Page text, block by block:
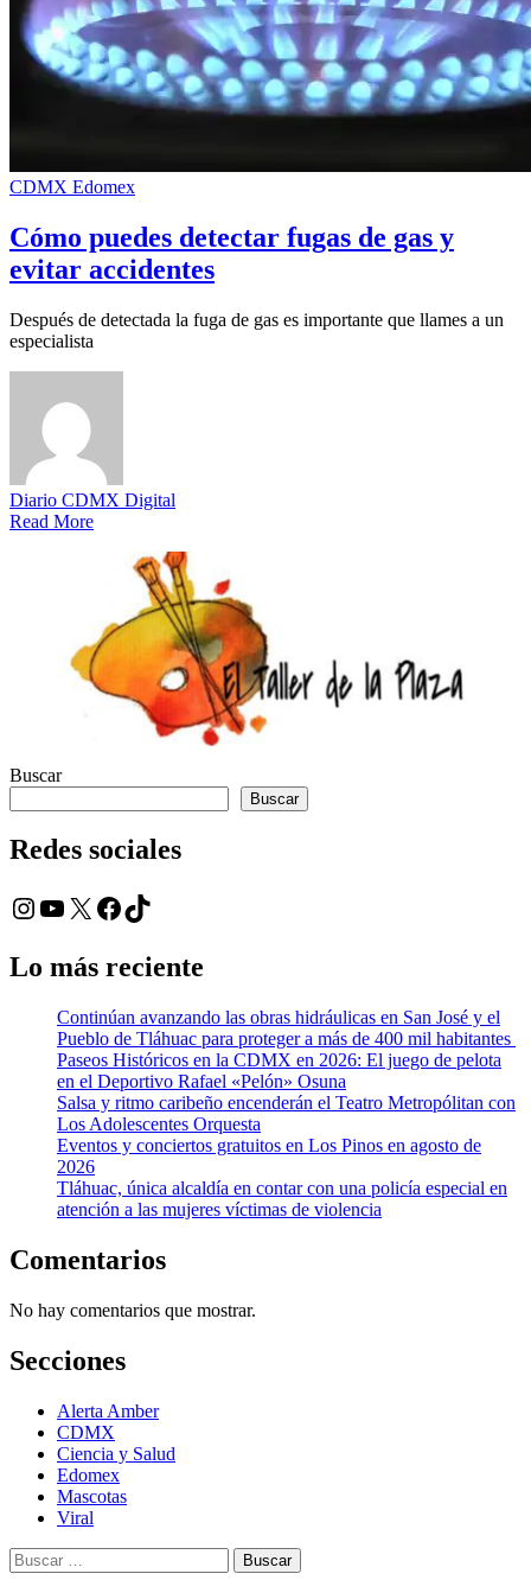
CDMX Edomex
Cómo puedes detectar fugas de gas y
evitar accidentes
Después de detectada la fuga de gas es importante que llames a un
especialista
Diario CDMX Digital
Read More
Buscar
Buscar
Redes sociales
Instagram
YouTube
X Facebook
TikTok
Lo más reciente
Continúan avanzando las obras hidráulicas en San José y el
Pueblo de Tláhuac para proteger a más de 400 mil habitantes
Paseos Históricos en la CDMX en 2026: El juego de pelota
en el Deportivo Rafael «Pelón» Osuna
Salsa y ritmo caribeño encenderán el Teatro Metropólitan con
Los Adolescentes Orquesta
Eventos y conciertos gratuitos en Los Pinos en agosto de
2026
Tláhuac, única alcaldía en contar con una policía especial en
atención a las mujeres víctimas de violencia
Comentarios
No hay comentarios que mostrar.
Secciones
Alerta Amber
CDMX
Ciencia y Salud
Edomex
Mascotas
Viral
Buscar: